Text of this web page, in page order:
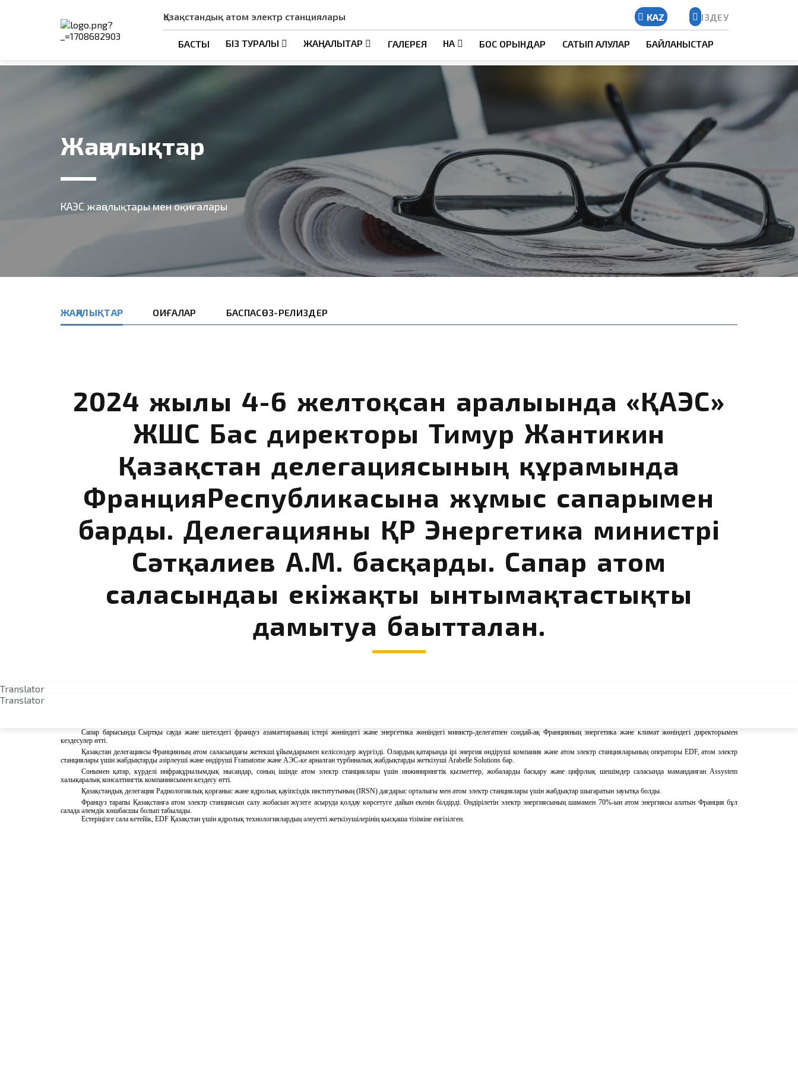
Қазақстандық атом электр станциялары
KAZ
ІЗДЕУ
БАСТЫ БІЗ ТУРАЛЫ ЖАҢАЛЫҚТАР ГАЛЕРЕЯ НҚА БОС ОРЫНДАР САТЫП АЛУЛАР БАЙЛАНЫСТАР
Жаңалықтар
КАЭС жаңалықтары мен оқиғалары
ЖАҢАЛЫҚТАР ОҚИҒАЛАР БАСПАСӨЗ-РЕЛИЗДЕР
2024 жылғы 4-6 желтоқсан аралығында «ҚАЭС»
ЖШС Бас директоры Тимур Жантикин
Қазақстан делегациясының құрамында
ФранцияРеспубликасына жұмыс сапарымен
барды. Делегацияны ҚР Энергетика министрі
Сәтқалиев А.М. басқарды. Сапар атом
саласындағы екіжақты ынтымақтастықты
дамытуға бағытталған.
Translator
Translator
Сапар барысында Сыртқы сауда және шетелдегі француз азаматтарының істері жөніндегі жәнеэнергетика жөніндегі министр-делегатпенсондай-ақ Францияның энергетика және климат жөніндегі директорымен
кездесулер өтті.
Қазақстан делегациясы Францияның атом саласындағы жетекші ұйымдарымен келіссөздер жүргізді. Олардың қатарында ірі энергия өндіруші компания және атом электр станцияларының операторы EDF, атом электр
станциялары үшін жабдықтарды әзірлеуші және өндіруші Framatome және АЭС-ке арналған турбиналық жабдықтарды жеткізуші Arabelle Solutions бар.
Сонымен қатар, күрделі инфрақұрылымдық нысандар, соның ішінде атом электр станциялары үшін инжинирингтік қызметтер, жобаларды басқару және цифрлық шешімдер саласында маманданған Assystem
халықаралық консалтингтік компаниясымен кездесу өтті.
Қазақстандық делегация Радиологиялық қорғаныс және ядролық қауіпсіздік институтының (IRSN) дағдарыс орталығы мен атом электр станциялары үшін жабдықтар шығаратын зауытқа болды.
Француз тарапы Қазақстанға атом электр станциясын салу жобасын жүзеге асыруда қолдау көрсетуге дайын екенін білдірді. Өндірілетін электр энергиясының шамамен 70%-ын атом энергиясы алатын Франция бұл
салада әлемдік көшбасшы болып табылады.
Естеріңізге сала кетейік, EDF Қазақстан үшін ядролық технологиялардың әлеуетті жеткізушілерінің қысқаша тізіміне енгізілген.